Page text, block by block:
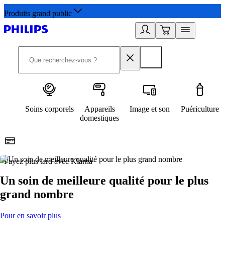
Produits grand public
Soins corporels
Appareils
domestiques
Image et son Puériculture
Payez plus tard avec Klarna
Un soin de meilleure qualité pour le plus
grand nombre
Pour en savoir plus